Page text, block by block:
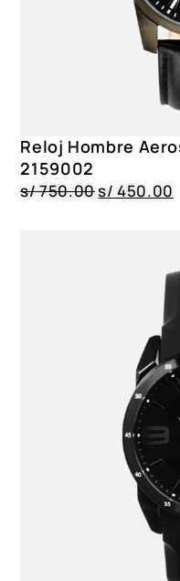
Reloj Hombre
2159002
s/750.00s/ 450.00